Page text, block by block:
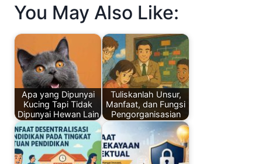
c
e
b
o
o
k
k
e
dI
n
at
s
A
p
p
er
e
st
ar
e
You May Also Like:
Apa yang Dipunyai
Kucing Tapi Tidak
Dipunyai Hewan Lain
Tuliskanlah Unsur,
Manfaat, dan Fungsi
Pengorganisasian